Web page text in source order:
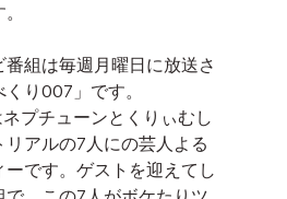
組は毎週月曜日に放送さ
り007」です。
プチューンとくりぃむし
アルの7人にの芸人よる
ーです。ゲストを迎えてし